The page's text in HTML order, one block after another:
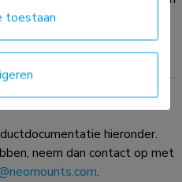
mm of 100x100 mm. Heeft
dan kunt u dit
verloopplaten.
hieronder.
neem dan contact op met
.
toestaan